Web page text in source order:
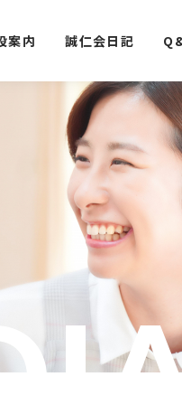
案内 誠仁会日記